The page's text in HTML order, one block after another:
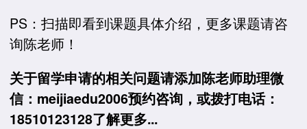
PS：扫描即看到课题具体介绍，更多课题请咨
询陈老师！
关于留学申请的相关问题请添加陈老师助理微
信：meijiaedu2006预约咨询，或拨打电话：
18510123128了解更多...